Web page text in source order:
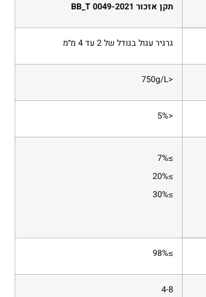
תקן אזכור BB_T 0049-2021
גרגיר עגול בגודל של 2 עד 4 מ׳׳מ
<750g/L
<5%
≥
7%
≥
20%
≥
30%
≥
98%
4-8